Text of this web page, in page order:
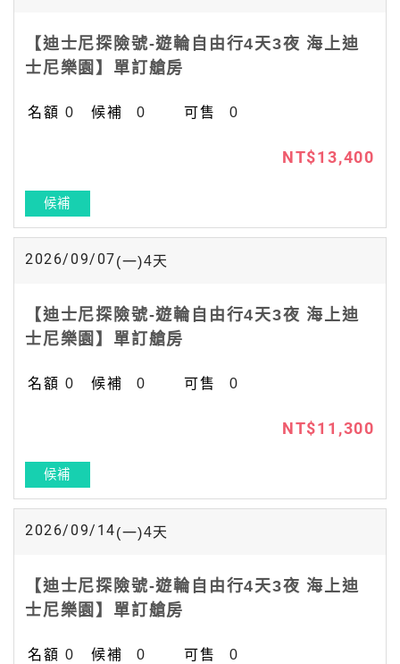
【迪士尼探險號-遊輪自由行4天3夜 海上迪
士尼樂園】單訂艙房
0 0 0
NT$13,400
候補
2026/09/07(一)4天
【迪士尼探險號-遊輪自由行4天3夜 海上迪
士尼樂園】單訂艙房
0 0 0
NT$11,300
候補
2026/09/14(一)4天
【迪士尼探險號-遊輪自由行4天3夜 海上迪
士尼樂園】單訂艙房
0 0 0